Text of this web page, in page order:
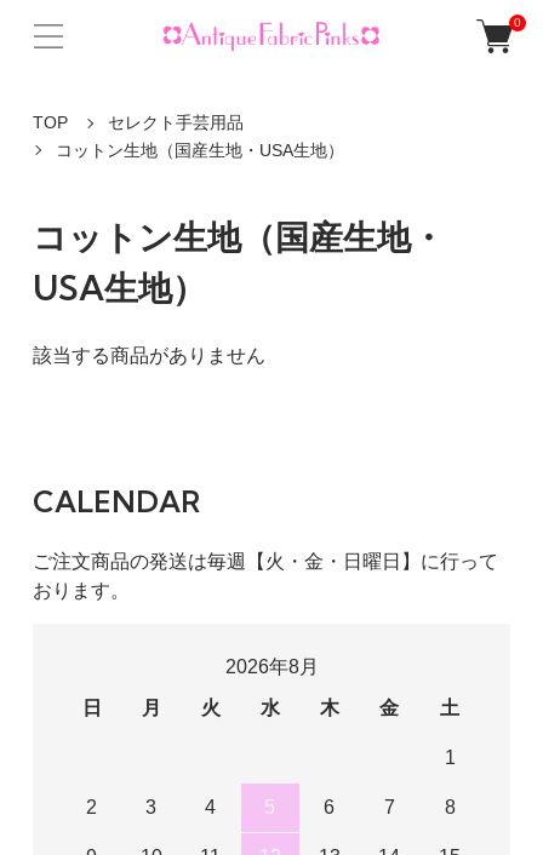
0
TOP
セレクト手芸用品
コットン生地（国産生地・USA生地）
コットン生地（国産生地・
USA生地）
該当する商品がありません
CALENDAR
ご注文商品の発送は毎週【火・金・日曜日】に行って
おります。
2026年8月
日
月 火 水 木 金 土
1
2 3 4 5 6 7 8